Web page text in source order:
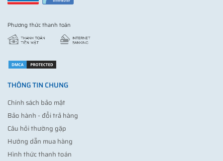
Phương thức thanh toán
THÔNG TIN CHUNG
Chính sách bảo mật
Bảo hành - đổi trả hàng
Câu hỏi thường gặp
Hướng dẫn mua hàng
Hình thức thanh toán